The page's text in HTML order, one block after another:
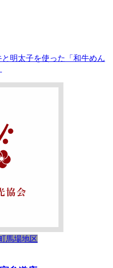
明太子を使った「和牛めん
馬場地区